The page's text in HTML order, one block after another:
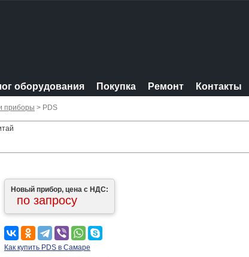
оборудования Покупка Ремонт Контакты
приборы > PDS
Новый прибор, цена с НДС:
по запросу
Как купить PDS в Самаре